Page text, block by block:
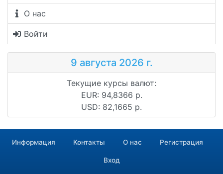
О нас
Войти
9 августа 2026 г.
Текущие курсы валют:
EUR: 94,8366 р.
USD: 82,1665 р.
Информация Контакты О нас Регистрация
Вход